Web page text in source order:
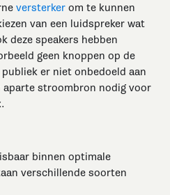
versterker om te kunnen
van een luidspreker wat
deze speakers hebben
geen knoppen op de
er niet onbedoeld aan
aparte stroombron nodig voor
binnen optimale
verschillende soorten